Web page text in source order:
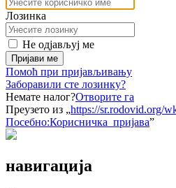
Лозинка
Не одјављуј ме
Пријави ме
Помоћ при пријављивању
Заборавили сте лозинку?
Немате налог?Отворите га
Преузето из „https://sr.rodovid.org/
Посебно:Корисничка_пријава”
навигација